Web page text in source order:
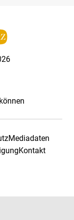
Mediadaten
Kontakt